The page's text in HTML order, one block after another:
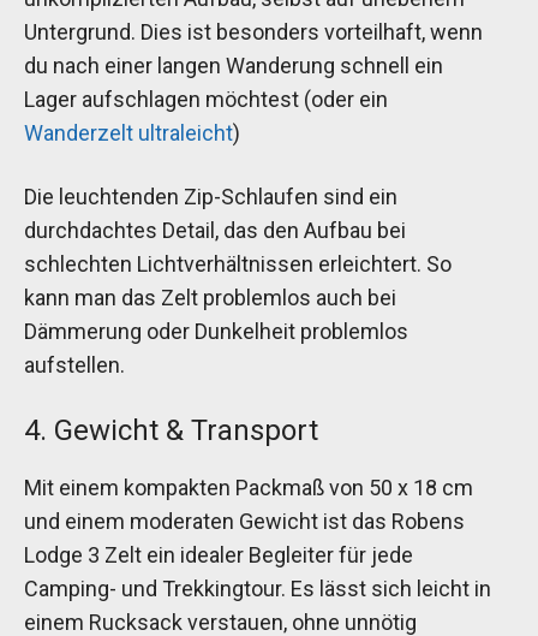
Untergrund. Dies ist besonders vorteilhaft, wenn
du nach einer langen Wanderung schnell ein
Lager aufschlagen möchtest (oder ein
Wanderzelt ultraleicht)
Die leuchtenden Zip-Schlaufen sind ein
durchdachtes Detail, das den Aufbau bei
schlechten Lichtverhältnissen erleichtert. So
kann man das Zelt problemlos auch bei
Dämmerung oder Dunkelheit problemlos
aufstellen.
4. Gewicht & Transport
Mit einem kompakten Packmaß von 50 x 18 cm
und einem moderaten Gewicht ist das Robens
Lodge 3 Zelt ein idealer Begleiter für jede
Camping- und Trekkingtour. Es lässt sich leicht in
einem Rucksack verstauen, ohne unnötig